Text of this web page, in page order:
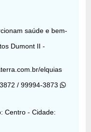
saúde e bem-
Dumont II -
elquias
/ 99994-3873
Centro - Cidade: